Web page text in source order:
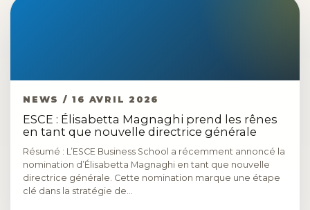
NEWS / 16 AVRIL 2026
ESCE : Élisabetta Magnaghi prend les rênes
en tant que nouvelle directrice générale
Résumé : L’ESCE Business School a récemment annoncé la
nomination d’Élisabetta Magnaghi en tant que nouvelle
directrice générale. Cette nomination marque une étape
clé dans la stratégie de…